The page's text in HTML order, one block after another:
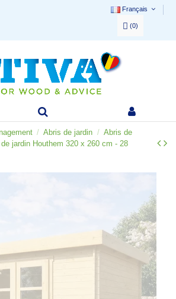
Français
(0)
Abris de jardin
Abris de
jardin Houthem 320 x 260 cm - 28